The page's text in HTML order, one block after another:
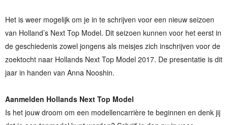
Het is weer mogelijk om je in te schrijven voor een nieuw seizoen
van Holland’s Next Top Model. Dit seizoen kunnen voor het eerst in
de geschiedenis zowel jongens als meisjes zich inschrijven voor de
zoektocht naar Hollands Next Top Model 2017. De presentatie is dit
jaar in handen van Anna Nooshin.
Aanmelden Hollands Next Top Model
Is het jouw droom om een modellencarrière te beginnen en denk jij